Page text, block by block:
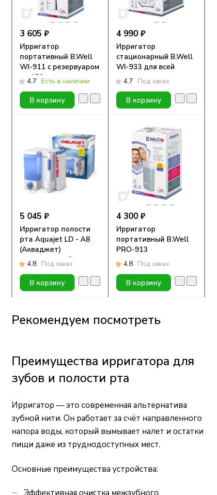
3 605 ₽
Ирригатор
портативный B.Well
WI-911 с резервуаром
на 150 мл
4.7 Есть в наличии
В корзину
4 990 ₽
Ирригатор
стационарный B.Well
WI-933 для всей
семьи
4.7 Под заказ
В корзину
5 045 ₽
Ирригатор полости
рта Aquajet LD - A8
(Акваджет)
стационарный
4.8 Под заказ
В корзину
4 300 ₽
Ирригатор
портативный B.Well
PRO-913
4.8 Под заказ
В корзину
Рекомендуем посмотреть
Преимущества ирригатора для
зубов и полости рта
Ирригатор — это современная альтернатива
зубной нити. Он работает за счёт направленного
напора воды, который вымывает налет и остатки
пищи даже из труднодоступных мест.
Основные преимущества устройства: